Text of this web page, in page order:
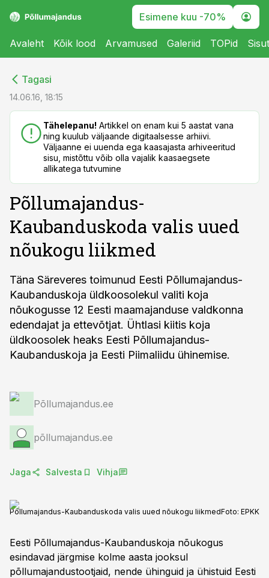
Esimene kuu -70%
Avaleht Kõik lood Arvamused Galeriid TOPid
Tagasi
14.06.16, 18:15
Tähelepanu! Artikkel on enam kui 5 aastat vana
ning kuulub väljaande digitaalsesse arhiivi.
Väljaanne ei uuenda ega kaasajasta arhiveeritud
sisu, mistõttu võib olla vajalik kaasaegsete
allikatega tutvumine
Põllumajandus-
Kaubanduskoda valis uued
nõukogu liikmed
Täna Säreveres toimunud Eesti Põllumajandus-
Kaubanduskoja üldkoosolekul valiti koja
nõukogusse 12 Eesti maamajanduse valdkonna
edendajat ja ettevõtjat. Ühtlasi kiitis koja
üldkoosolek heaks Eesti Põllumajandus-
Kaubanduskoja ja Eesti Piimaliidu ühinemise.
Põllumajandus.ee
põllumajandus.ee
Jaga Salvesta Vihja
Põllumajandus-Kaubanduskoda valis uued nõukogu liikmedFoto: EPKK
Eesti Põllumajandus-Kaubanduskoja nõukogus
esindavad järgmise kolme aasta jooksul
põllumajandustootjaid, nende ühinguid ja ühistuid Eesti